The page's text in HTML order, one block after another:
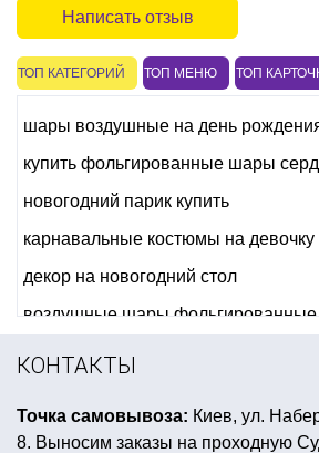
Написать отзыв
ТОП КАТЕГОРИЙ ТОП МЕНЮ ТОП
шары воздушные на день
купить фольгированные шары
новогодний парик купить
карнавальные костюмы на девочку
декор на новогодний стол
воздушные шары фольгированные
воздушные шары латексные шары
КОНТАКТЫ
Точка самовывоза: Киев, ул.
8. Выносим заказы на проходную